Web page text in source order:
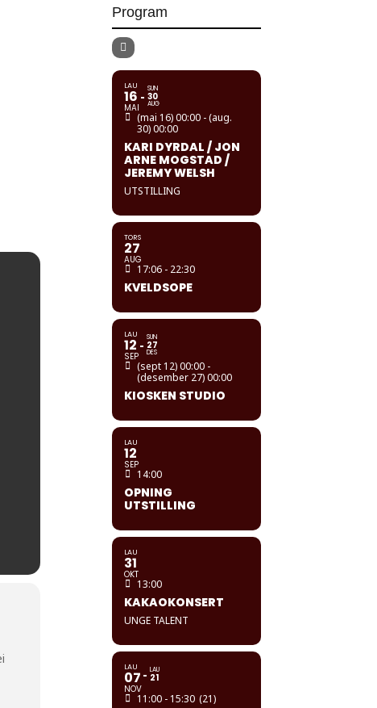
Program
LAU
16
MAI
SUN
30
AUG
(mai 16) 00:00 - (aug.
30) 00:00
KARI DYRDAL / JON
ARNE MOGSTAD /
JEREMY WELSH
UTSTILLING
TORS
27
AUG
17:06 - 22:30
KVELDSOPE
LAU
12
SEP
SUN
27
DES
(sept 12) 00:00 -
(desember 27) 00:00
KIOSKEN STUDIO
LAU
12
SEP
14:00
OPNING
UTSTILLING
LAU
31
OKT
13:00
KAKAOKONSERT
UNGE TALENT
LAU
07
NOV
LAU
21
11:00 - 15:30 (21)